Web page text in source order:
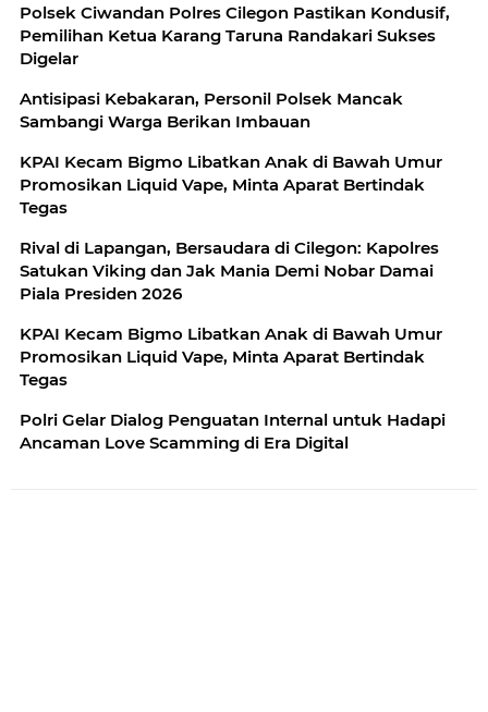
Polsek Ciwandan Polres Cilegon Pastikan Kondusif,
Pemilihan Ketua Karang Taruna Randakari Sukses
Digelar
Antisipasi Kebakaran, Personil Polsek Mancak
Sambangi Warga Berikan Imbauan
KPAI Kecam Bigmo Libatkan Anak di Bawah Umur
Promosikan Liquid Vape, Minta Aparat Bertindak
Tegas
Rival di Lapangan, Bersaudara di Cilegon: Kapolres
Satukan Viking dan Jak Mania Demi Nobar Damai
Piala Presiden 2026
KPAI Kecam Bigmo Libatkan Anak di Bawah Umur
Promosikan Liquid Vape, Minta Aparat Bertindak
Tegas
Polri Gelar Dialog Penguatan Internal untuk Hadapi
Ancaman Love Scamming di Era Digital